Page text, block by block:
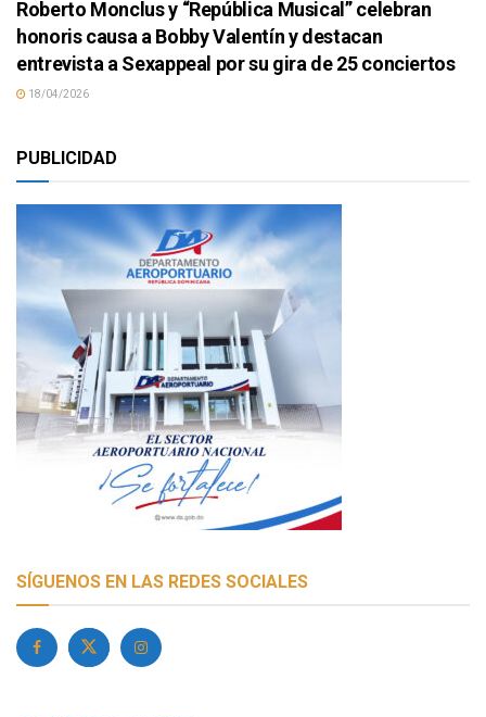
Roberto Monclus y “República Musical” celebran
honoris causa a Bobby Valentín y destacan
entrevista a Sexappeal por su gira de 25 conciertos
18/04/2026
PUBLICIDAD
SÍGUENOS EN LAS REDES SOCIALES